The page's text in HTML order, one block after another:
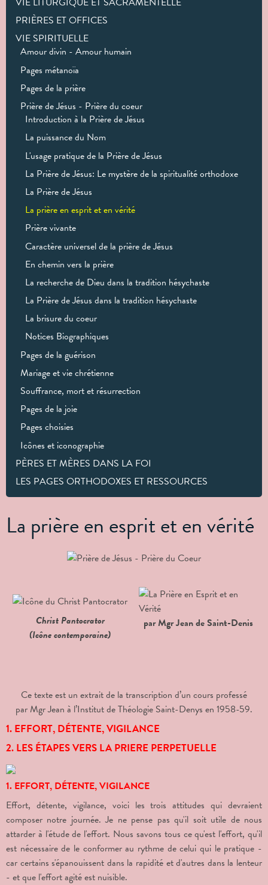
PRIÈRES ET OFFICES
VIE SPIRITUELLE
Amour divin - Amour humain
Pages métanoïa
Pages de la prière
Prière de Jésus - Prière du coeur
Introduction à la Prière de Jésus
La puissance du Nom
L'usage pratique de la Prière de Jésus
La Prière de Jésus: Le mystère de la spiritualité orthodoxe
La Prière de Jésus
La prière en esprit et en vérité
Prière vivante
Caractère universel de la prière de Jésus
En chemin vers la prière
La recherche de Dieu dans la tradition hésychaste
La Prière de Jésus dans la tradition hésychaste
La brisure du coeur
Notices Biographiques
Pages de la guérison
Mariage et vie chrétienne
Souffrance, mort et résurrection
Pages de la joie
Pages choisies
Icônes et iconographie
PÈRES ET MÈRES DANS LA FOI
LES PAGES ORTHODOXES ET RESSOURCES
La prière en esprit et en vérité
Christ Pantocrator
(Icône contemporaine)
par Mgr Jean de Saint-Denis
Ce texte est un extrait de la transcription d’un cours professé
par Mgr Jean à l’Institut de Théologie Saint-Denys en 1958-59.
1. EFFORT, DÉTENTE, VIGILANCE
2. LES ÉTAPES VERS LA PRIERE PERPETUELLE
1. EFFORT, DÉTENTE, VIGILANCE
Effort, détente, vigilance, voici les trois attitudes qui devraient
composer notre journée. Je ne pense pas qu'il soit utile de nous
attarder à l'étude de l'effort. Nous savons tous ce qu'est l'effort, qu'il
est nécessaire de le conformer au rythme de celui qui le pratique -
car certains s'épanouissent dans la rapidité et d'autres dans la lenteur
- et que l'effort agité est nuisible.